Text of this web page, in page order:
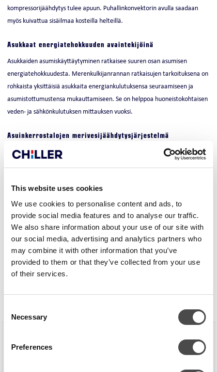
This website uses cookies
We use cookies to personalise content and ads, to
provide social media features and to analyse our traffic.
We also share information about your use of our site with
our social media, advertising and analytics partners who
may combine it with other information that you’ve
provided to them or that they’ve collected from your use
of their services.
Selection
Necessary
Preferences
kompressorijäähdytys tulee apuun. Puhallinkonvektorin avulla saadaan
myös kuivattua sisäilmaa kosteilla helteillä.
Asukkaat energiatehokkuuden avaintekijöinä
Asukkaiden asumiskäyttäytyminen ratkaisee suuren osan asumisen
energiatehokkuudesta. Merenkulkijanrannan ratkaisujen tarkoituksena on
rohkaista yksittäisiä asukkaita energiankulutuksensa seuraamiseen ja
asumistottumustensa mukauttamiseen. Se on helppoa huoneistokohtaisen
veden- ja sähkönkulutuksen mittauksen vuoksi.
Asuinkerrostalojen merivesijäähdytysjärjestelmä
Toimitettu laitekokonaisuus sisältää kylmäkoneiston-, jäähdytys- ja
Chillquick-kylmävesiasema
Box-puhallinpatterit
LAITTEET